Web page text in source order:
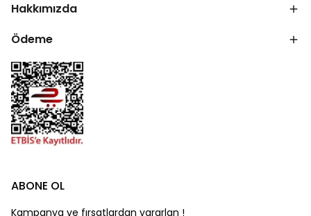
Hakkımızda
Ödeme
ABONE OL
Kampanya ve fırsatlardan yararlan !